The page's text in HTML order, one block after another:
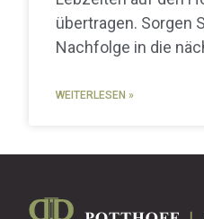
übertragen. Sorgen
Nachfolge in die
WEITERLESEN »